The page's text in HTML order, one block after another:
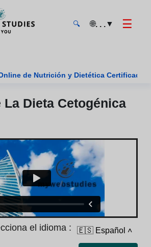
🔍 🌐. . .▼ ☰
Cursos Online de Nutrición y Dietética Certificados
La Dieta Cetogénica
el idioma : 🇪🇸 Español ˄